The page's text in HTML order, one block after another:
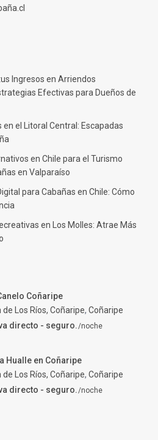
Ingresos en Arriendos
Efectivas para Dueños de
el Litoral Central: Escapadas
en Chile para el Turismo
en Valparaíso
para Cabañas en Chile: Cómo
en Los Molles: Atrae Más
Coñaripe
de Los Ríos, Coñaripe, Coñaripe
directo - seguro./noche
Hualle en Coñaripe
de Los Ríos, Coñaripe, Coñaripe
directo - seguro./noche